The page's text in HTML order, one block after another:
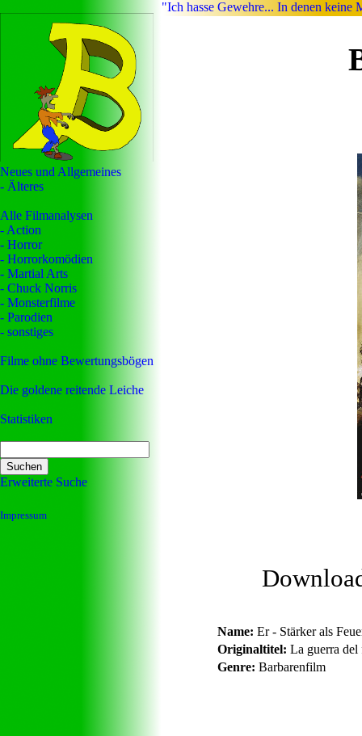
Neues und Allgemeines
- Älteres
Alle Filmanalysen
- Action
- Horror
- Horrorkomödien
- Martial Arts
- Chuck Norris
- Monsterfilme
- Parodien
- sonstiges
Filme ohne Bewertungsbögen
Die goldene reitende Leiche
Statistiken
Erweiterte Suche
Impressum
"Ich hasse Gewehre... In denen
Name: Er - Stärker als
Originaltitel: La guerra del
Genre: Barbarenfilm